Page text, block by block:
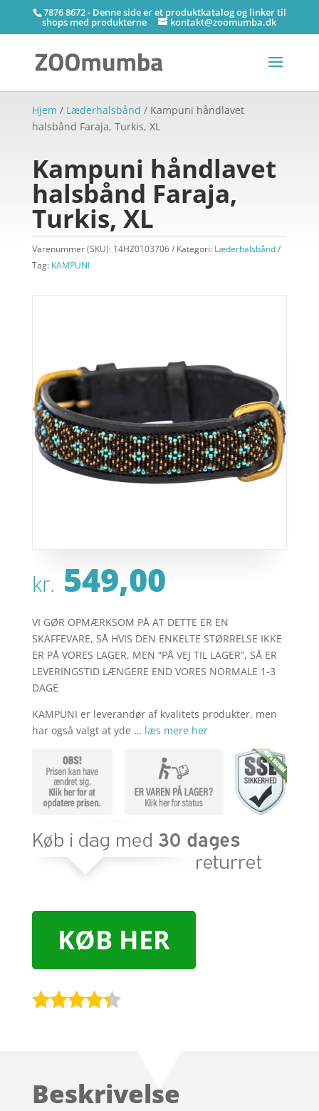
7876 8672 - Denne side er et produktkatalog og linker til
shops med produkterne kontakt@zoomumba.dk
Hjem / Læderhalsbånd / Kampuni håndlavet
halsbånd Faraja, Turkis, XL
Kampuni håndlavet
halsbånd Faraja,
Turkis, XL
Varenummer (SKU): 14HZ0103706 Kategori: Læderhalsbånd
Tag: KAMPUNI
kr. 549,00
VI GØR OPMÆRKSOM PÅ AT DETTE ER EN
SKAFFEVARE, SÅ HVIS DEN ENKELTE STØRRELSE IKKE
ER PÅ VORES LAGER, MEN “PÅ VEJ TIL LAGER”, SÅ ER
LEVERINGSTID LÆNGERE END VORES NORMALE 1-3
DAGE
KAMPUNI er leverandør af kvalitets produkter, men
har også valgt at yde … læs mere her
KØB HER
på
Beskrivelse